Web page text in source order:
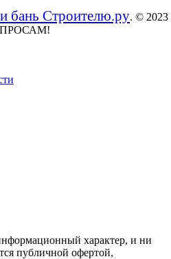
бань Строителю.ру. © 2023
характер, и ни
публичной офертой,